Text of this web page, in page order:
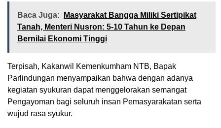
Baca Juga:
Masyarakat Bangga Miliki Sertipikat
Tanah, Menteri Nusron: 5-10 Tahun ke Depan
Bernilai Ekonomi Tinggi
Terpisah, Kakanwil Kemenkumham NTB, Bapak
Parlindungan menyampaikan bahwa dengan adanya
kegiatan syukuran dapat menggelorakan semangat
Pengayoman bagi seluruh insan Pemasyarakatan serta
wujud rasa syukur.